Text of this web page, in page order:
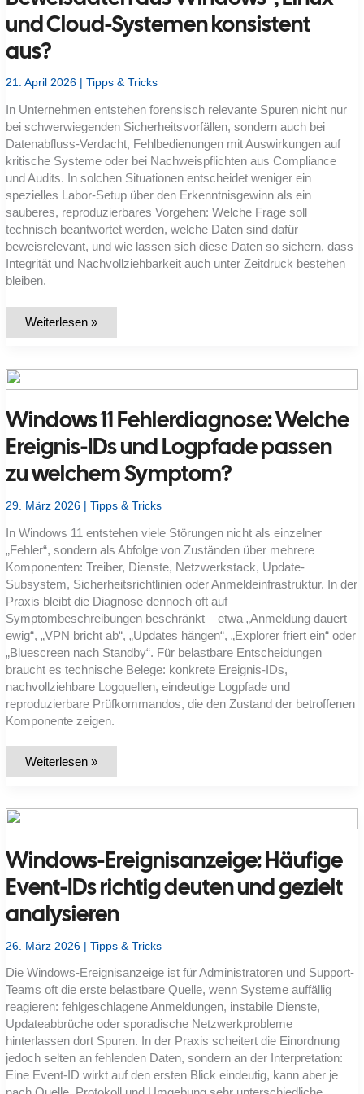
und Cloud-Systemen konsistent
aus?
21. April 2026 |Tipps & Tricks
In Unternehmen entstehen forensisch relevante Spuren nicht nur
bei schwerwiegenden Sicherheitsvorfällen, sondern auch bei
Datenabfluss-Verdacht, Fehlbedienungen mit Auswirkungen auf
kritische Systeme oder bei Nachweispflichten aus Compliance
und Audits. In solchen Situationen entscheidet weniger ein
spezielles Labor-Setup über den Erkenntnisgewinn als ein
sauberes, reproduzierbares Vorgehen: Welche Frage soll
technisch beantwortet werden, welche Daten sind dafür
beweisrelevant, und wie lassen sich diese Daten so sichern, dass
Integrität und Nachvollziehbarkeit auch unter Zeitdruck bestehen
bleiben.
Wie
ich
aus
Linux-
und
Cloud-
Systemen
konsistent
aus?
Weiterlesen »
Windows 11 Fehlerdiagnose: Welche
Ereignis-IDs und Logpfade passen
zu welchem Symptom?
29. März 2026 |Tipps & Tricks
In Windows 11 entstehen viele Störungen nicht als einzelner
„Fehler“, sondern als Abfolge von Zuständen über mehrere
Komponenten: Treiber, Dienste, Netzwerkstack, Update-
Subsystem, Sicherheitsrichtlinien oder Anmeldeinfrastruktur. In der
Praxis bleibt die Diagnose dennoch oft auf
Symptombeschreibungen beschränkt – etwa „Anmeldung dauert
ewig“, „VPN bricht ab“, „Updates hängen“, „Explorer friert ein“ oder
„Bluescreen nach Standby“. Für belastbare Entscheidungen
braucht es technische Belege: konkrete Ereignis-IDs,
nachvollziehbare Logquellen, eindeutige Logpfade und
reproduzierbare Prüfkommandos, die den Zustand der betroffenen
Komponente zeigen.
Windows
Ereignis-
und
passen
zu
Symptom?
Weiterlesen »
Windows-Ereignisanzeige: Häufige
Event-IDs richtig deuten und gezielt
analysieren
26. März 2026 |Tipps & Tricks
Die Windows-Ereignisanzeige ist für Administratoren und Support-
Teams oft die erste belastbare Quelle, wenn Systeme auffällig
reagieren: fehlgeschlagene Anmeldungen, instabile Dienste,
Updateabbrüche oder sporadische Netzwerkprobleme
hinterlassen dort Spuren. In der Praxis scheitert die Einordnung
jedoch selten an fehlenden Daten, sondern an der Interpretation:
Eine Event-ID wirkt auf den ersten Blick eindeutig, kann aber je